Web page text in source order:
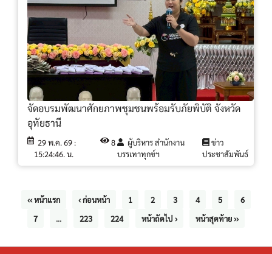
จัดอบรมพัฒนาศักยภาพชุมชนพร้อมรับภัยพิบัติ จังหวัด
อุทัยธานี
29 พ.ค. 69 :
15:24:46. น.
8
ผู้บริหาร สำนักงาน
บรรเทาทุกข์ฯ
ข่าว
ประชาสัมพันธ์
‹‹ หน้าแรก ‹ ก่อนหน้า 1 2 3 4 5
6
7
... 223 224 หน้าถัดไป › หน้าสุดท้าย ››